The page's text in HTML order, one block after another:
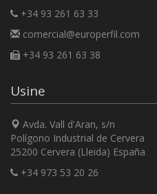
+34 93 261 63 33
comercial@europerfil.com
+34 93 261 63 38
Usine
Avda. Vall d'Aran, s/n
Polígono Industrial de Cervera
25200 Cervera (Lleida) España
+34 973 53 20 26